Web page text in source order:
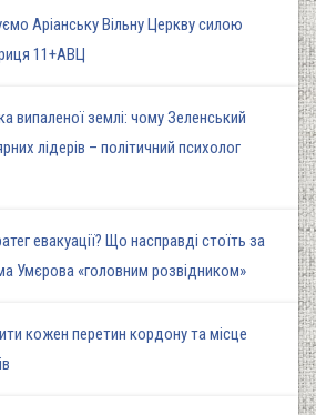
Аріанську Вільну Церкву силою
11+АВЦ
випаленої землі: чому Зеленський
лідерів – політичний психолог
евакуації? Що насправді стоїть за
Умєрова «головним розвідником»
кожен перетин кордону та місце